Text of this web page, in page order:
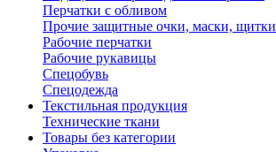
Перчатки с обливом
Прочие защитные очки, маски, щитки
Рабочие перчатки
Рабочие рукавицы
Спецобувь
Спецодежда
Текстильная продукция
Технические ткани
Товары без категории